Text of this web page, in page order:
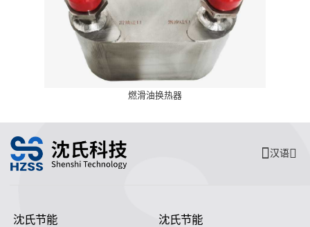
燃滑油换热器
汉语
沈氏节能 沈氏节能